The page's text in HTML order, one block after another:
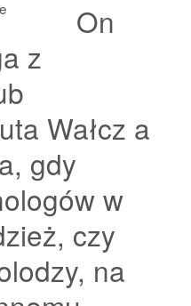
On
z
Wałcz a
gdy
w
czy
na